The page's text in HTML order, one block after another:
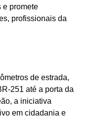
e promete
profissionais da
de estrada,
251 até a porta da
a iniciativa
em cidadania e